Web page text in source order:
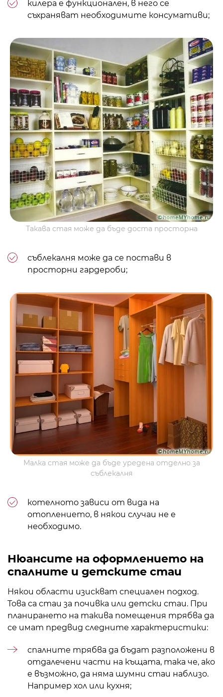
килера е функционален, в него се
съхраняват необходимите консумативи;
Такава стая може да бъде доста просторна
съблекалня може да се постави в
просторни гардероби;
Малка стая може да бъде уредена отделно за
съблекалня
котелното зависи от вида на
отоплението, в някои случаи не е
необходимо.
Нюансите на оформлението на
спалните и детските стаи
Някои области изискват специален подход.
Това са стаи за почивка или детски стаи. При
планирането на такива помещения трябва да
се имат предвид следните характеристики:
спалните трябва да бъдат разположени в
отдалечени части на къщата, така че, ако
е възможно, да няма шумни стаи наблизо.
Например хол или кухня;